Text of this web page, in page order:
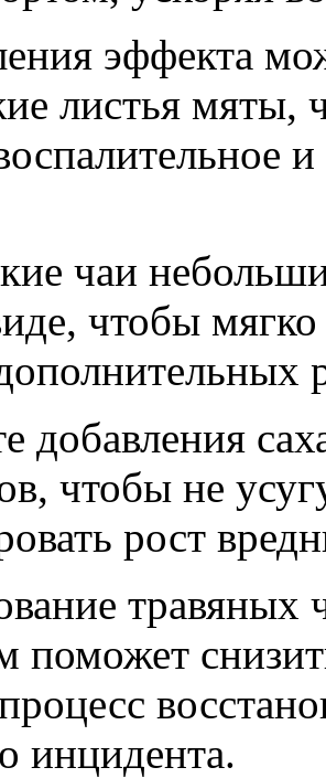
эффекта
листья мяты,
чаи
чтобы
добавления
чтобы не
рост
поможет
инцидента.